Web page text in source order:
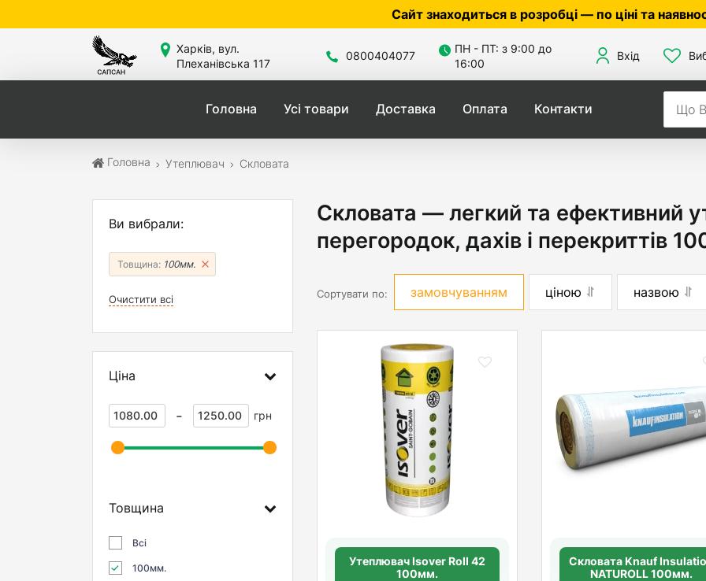
Сайт знаходиться в розробці — по ціні та наявності
Харків, вул.
Плеханівська 117
0800404077
ПН - ПТ: з 9:00 до
16:00
Вхід
Головна Усі товари Доставка Оплата Контакти
Головна Утеплювач Скловата
Ви вибрали:
Товщина: 100мм.
Очистити всі
Ціна
- грн
Товщина
Всі
100мм.
Скловата — легкий та ефективний
перегородок, дахів і перекриттів
Сортувати по: замовчуванням ціною назвою
Утеплювач Isover Roll 42
100мм.
Скловата Knauf
NATUROLL 100мм.